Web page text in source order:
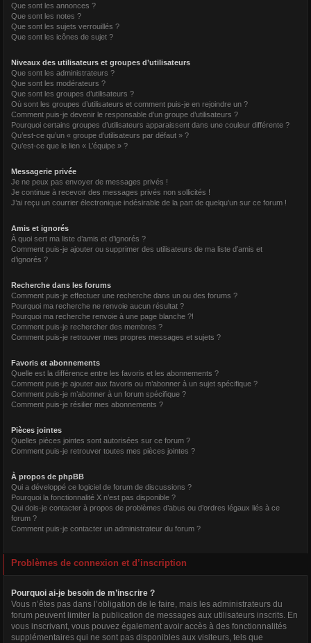
Que sont les annonces ?
Que sont les notes ?
Que sont les sujets verrouillés ?
Que sont les icônes de sujet ?
Niveaux des utilisateurs et groupes d’utilisateurs
Que sont les administrateurs ?
Que sont les modérateurs ?
Que sont les groupes d’utilisateurs ?
Où sont les groupes d’utilisateurs et comment puis-je en rejoindre un ?
Comment puis-je devenir le responsable d’un groupe d’utilisateurs ?
Pourquoi certains groupes d’utilisateurs apparaissent dans une couleur différente ?
Qu’est-ce qu’un « groupe d’utilisateurs par défaut » ?
Qu’est-ce que le lien « L’équipe » ?
Messagerie privée
Je ne peux pas envoyer de messages privés !
Je continue à recevoir des messages privés non sollicités !
J’ai reçu un courrier électronique indésirable de la part de quelqu’un sur ce forum !
Amis et ignorés
À quoi sert ma liste d’amis et d’ignorés ?
Comment puis-je ajouter ou supprimer des utilisateurs de ma liste d’amis et
d’ignorés ?
Recherche dans les forums
Comment puis-je effectuer une recherche dans un ou des forums ?
Pourquoi ma recherche ne renvoie aucun résultat ?
Pourquoi ma recherche renvoie à une page blanche ?!
Comment puis-je rechercher des membres ?
Comment puis-je retrouver mes propres messages et sujets ?
Favoris et abonnements
Quelle est la différence entre les favoris et les abonnements ?
Comment puis-je ajouter aux favoris ou m’abonner à un sujet spécifique ?
Comment puis-je m’abonner à un forum spécifique ?
Comment puis-je résilier mes abonnements ?
Pièces jointes
Quelles pièces jointes sont autorisées sur ce forum ?
Comment puis-je retrouver toutes mes pièces jointes ?
À propos de phpBB
Qui a développé ce logiciel de forum de discussions ?
Pourquoi la fonctionnalité X n’est pas disponible ?
Qui dois-je contacter à propos de problèmes d’abus ou d’ordres légaux liés à ce
forum ?
Comment puis-je contacter un administrateur du forum ?
Problèmes de connexion et d’inscription
Pourquoi ai-je besoin de m’inscrire ?
Vous n’êtes pas dans l’obligation de le faire, mais les administrateurs du
forum peuvent limiter la publication de messages aux utilisateurs inscrits. En
vous inscrivant, vous pouvez également avoir accès à des fonctionnalités
supplémentaires qui ne sont pas disponibles aux visiteurs, tels que